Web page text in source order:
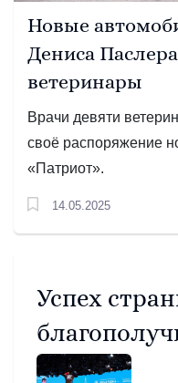
Новые
Дениса
ветеринары
Врачи девяти
своё распоряжение
«Патриот».
14.05.2025
Успех
малых